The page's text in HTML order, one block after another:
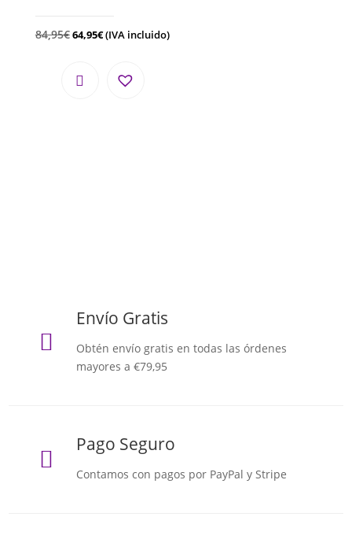
84,95€64,95€(IVA incluido)

Envío Gratis
Obtén envío gratis en todas las órdenes
mayores a €79,95

Pago Seguro
Contamos con pagos por PayPal y Stripe